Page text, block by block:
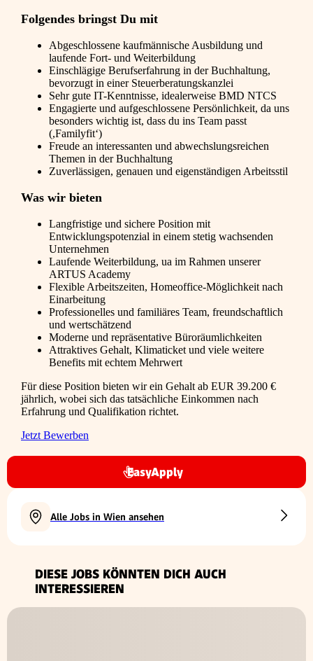
Folgendes bringst Du mit
Abgeschlossene kaufmännische Ausbildung und
laufende Fort- und Weiterbildung
Einschlägige Berufserfahrung in der Buchhaltung,
bevorzugt in einer Steuerberatungskanzlei
Sehr gute IT-Kenntnisse, idealerweise BMD NTCS
Engagierte und aufgeschlossene Persönlichkeit, da uns
besonders wichtig ist, dass du ins Team passt
(,Familyfit‘)
Freude an interessanten und abwechslungsreichen
Themen in der Buchhaltung
Zuverlässigen, genauen und eigenständigen Arbeitsstil
Was wir bieten
Langfristige und sichere Position mit
Entwicklungspotenzial in einem stetig wachsenden
Unternehmen
Laufende Weiterbildung, ua im Rahmen unserer
ARTUS Academy
Flexible Arbeitszeiten, Homeoffice-Möglichkeit nach
Einarbeitung
Professionelles und familiäres Team, freundschaftlich
und wertschätzend
Moderne und repräsentative Büroräumlichkeiten
Attraktives Gehalt, Klimaticket und viele weitere
Benefits mit echtem Mehrwert
Für diese Position bieten wir ein Gehalt ab EUR 39.200 €
jährlich, wobei sich das tatsächliche Einkommen nach
Erfahrung und Qualifikation richtet.
Jetzt Bewerben
EasyApply
Alle Jobs in Wien ansehen
DIESE JOBS KÖNNTEN DICH AUCH
INTERESSIEREN